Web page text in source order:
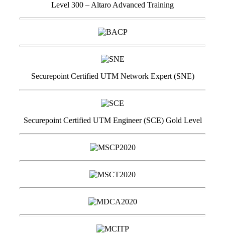
Level 300 – Altaro Advanced Training
Securepoint Certified UTM Network Expert (SNE)
Securepoint Certified UTM Engineer (SCE) Gold Level